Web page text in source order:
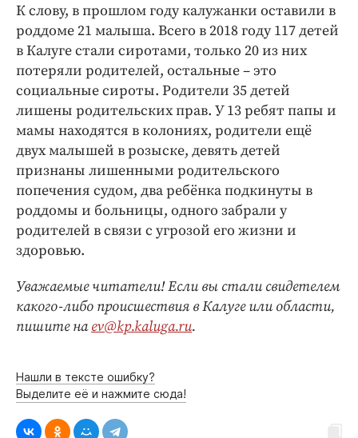
К слову, в прошлом году калужанки оставили в
роддоме 21 малыша. Всего в 2018 году 117 детей
в Калуге стали сиротами, только 20 из них
потеряли родителей, остальные – это
социальные сироты. Родители 35 детей
лишены родительских прав. У 13 ребят папы и
мамы находятся в колониях, родители ещё
двух малышей в розыске, девять детей
признаны лишенными родительского
попечения судом, два ребёнка подкинуты в
роддомы и больницы, одного забрали у
родителей в связи с угрозой его жизни и
здоровью.
Уважаемые читатели! Если вы стали свидетелем
какого-либо происшествия в Калуге или области,
пишите наev@kp.kaluga.ru.
Нашли в тексте ошибку?
Выделите её и нажмите сюда!